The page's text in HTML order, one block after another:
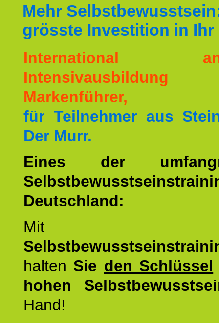
Mehr
grösste Investition in Ihr
International
Markenführer,
für Teilnehmer aus
Der Murr.
Eines der
Deutschland:
Mit
halten Sie den Schlüssel
hohen
Hand!